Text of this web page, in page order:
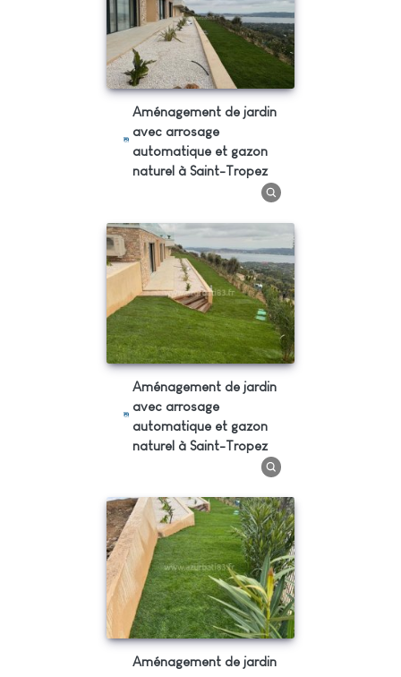
Aménagement de jardin
avec arrosage
automatique et gazon
naturel à Saint-Tropez
Aménagement de jardin
avec arrosage
automatique et gazon
naturel à Saint-Tropez
Aménagement de jardin